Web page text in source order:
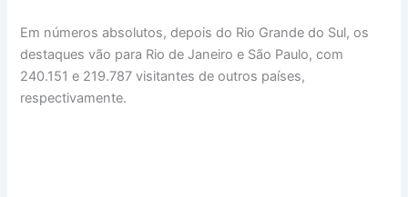
Em números absolutos, depois do Rio Grande do Sul, os
destaques vão para Rio de Janeiro e São Paulo, com
240.151 e 219.787 visitantes de outros países,
respectivamente.